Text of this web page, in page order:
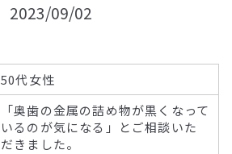
2023/09/02
50代女性
「奥歯の金属の詰め物が黒くなって
いるのが気になる」とご相談いた
だきました。